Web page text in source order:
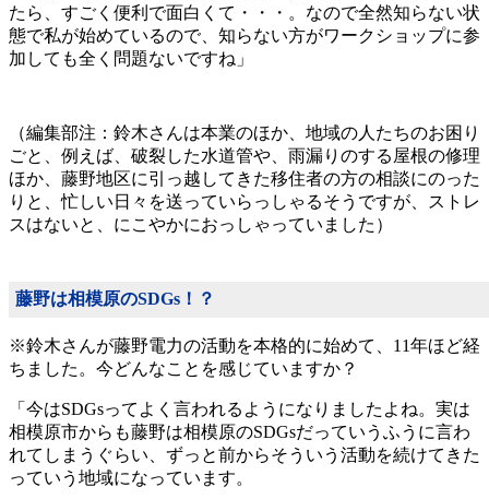
たら、すごく便利で面白くて・・・。なので全然知らない状
態で私が始めているので、知らない方がワークショップに参
加しても全く問題ないですね」
（編集部注：鈴木さんは本業のほか、地域の人たちのお困り
ごと、例えば、破裂した水道管や、雨漏りのする屋根の修理
ほか、藤野地区に引っ越してきた移住者の方の相談にのった
りと、忙しい日々を送っていらっしゃるそうですが、ストレ
スはないと、にこやかにおっしゃっていました）
藤野は相模原のSDGs！？
※鈴木さんが藤野電力の活動を本格的に始めて、11年ほど経
ちました。今どんなことを感じていますか？
「今はSDGsってよく言われるようになりましたよね。実は
相模原市からも藤野は相模原のSDGsだっていうふうに言わ
れてしまうぐらい、ずっと前からそういう活動を続けてきた
っていう地域になっています。